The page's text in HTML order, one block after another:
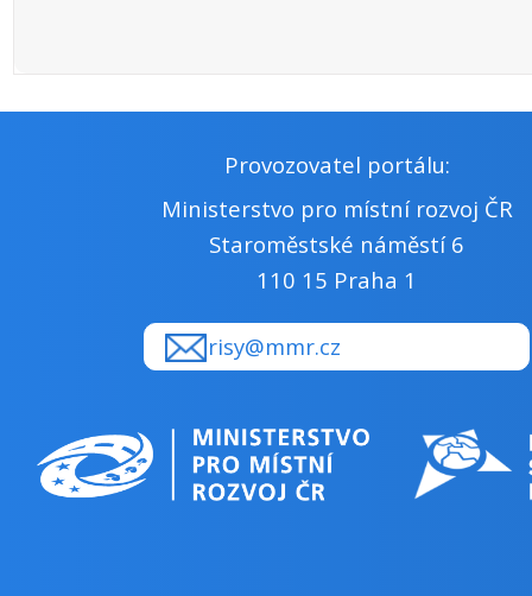
Provozovatel portálu:
Ministerstvo pro místní rozvoj ČR
Staroměstské náměstí 6
110 15 Praha 1
risy@mmr.cz